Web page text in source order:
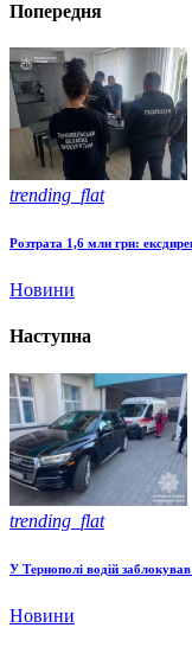
Попередня
trending_flat
Розтрата 1,6 млн грн:
Новини
Наступна
trending_flat
У Тернополі водій
Новини